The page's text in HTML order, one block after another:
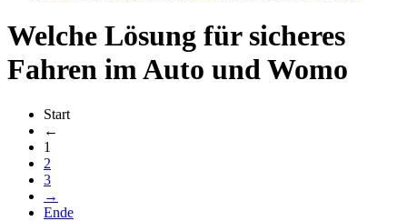
Welche Lösung für sicheres
Fahren im Auto und Womo
Start
←
1
2
3
→
Ende